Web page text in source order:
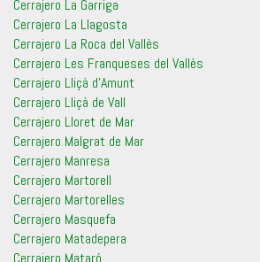
Cerrajero La Garriga
Cerrajero La Llagosta
Cerrajero La Roca del Vallès
Cerrajero Les Franqueses del Vallès
Cerrajero Lliçà d’Amunt
Cerrajero Lliçà de Vall
Cerrajero Lloret de Mar
Cerrajero Malgrat de Mar
Cerrajero Manresa
Cerrajero Martorell
Cerrajero Martorelles
Cerrajero Masquefa
Cerrajero Matadepera
Cerrajero Mataró